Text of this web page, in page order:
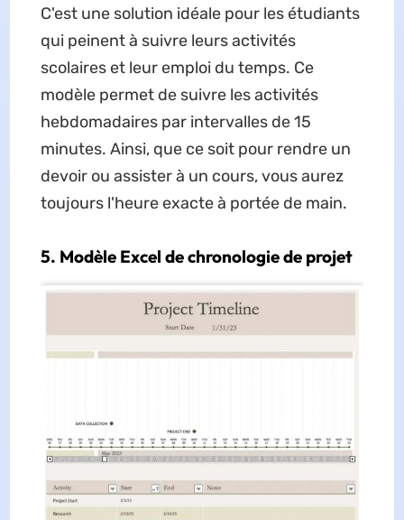
C'est une solution idéale pour les étudiants
qui peinent à suivre leurs activités
scolaires et leur emploi du temps. Ce
modèle permet de suivre les activités
hebdomadaires par intervalles de 15
minutes. Ainsi, que ce soit pour rendre un
devoir ou assister à un cours, vous aurez
toujours l'heure exacte à portée de main.
5. Modèle Excel de chronologie de projet